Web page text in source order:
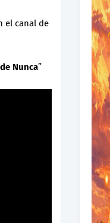
el canal de
Nunca”